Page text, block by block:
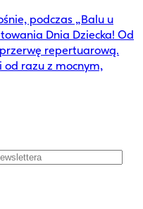
podczas „Balu u
Dnia Dziecka! Od
repertuarową.
od razu z mocnym,